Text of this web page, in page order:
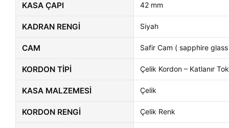
KASA ÇAPI 42 mm
KADRAN RENGI Siyah
CAM Safir Cam ( sapphire
KORDON TIPI Çelik Kordon – Katlanır
KASA MALZEMESI Çelik
KORDON RENGI Çelik Renk